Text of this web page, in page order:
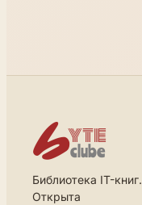
Библиотека IT-книг.
Открыта